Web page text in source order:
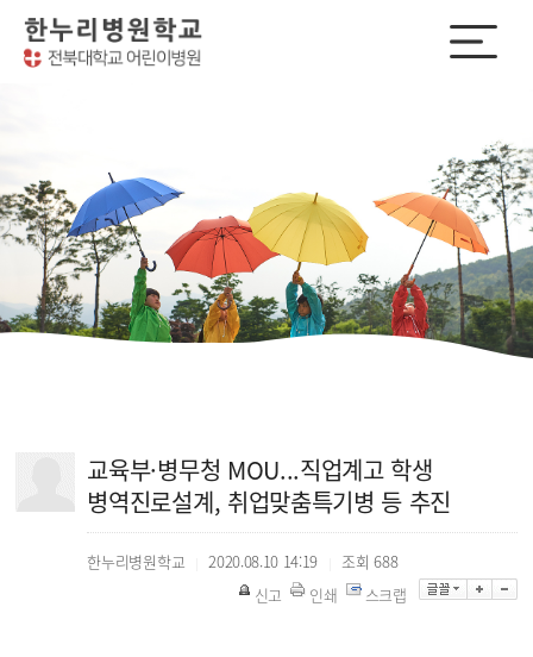
교육부·병무청 MOU...직업계고 학생
병역진로설계, 취업맞춤특기병 등 추진
한누리병원학교 2020.08.10 14:19 조회 688
신고
인쇄 스크랩